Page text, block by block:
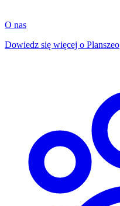
O nas
Dowiedz się więcej o Planszeo